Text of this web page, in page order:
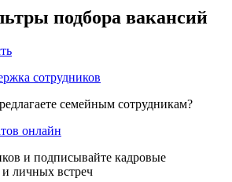
подбора вакансий
сотрудников
семейным сотрудникам?
онлайн
и подписывайте кадровые
личных встреч